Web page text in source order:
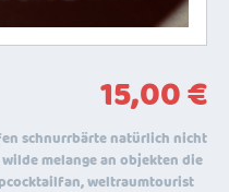
15,00€
schnurrbärte natürlich nicht
melange an objekten die
weltraumtourist